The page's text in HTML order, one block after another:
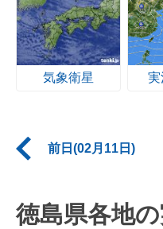
気象衛星 実
前日(02月11日)
徳島県各地